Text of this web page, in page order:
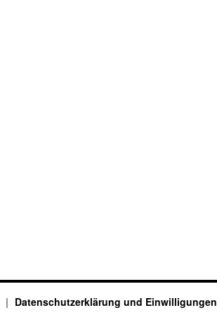
Datenschutzerklärung und Einwilligungen